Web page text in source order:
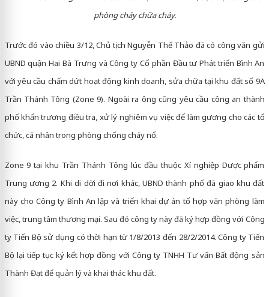
phòng cháy chữa cháy.
Trước đó vào chiều 3/12, Chủ tịch Nguyễn Thế Thảo đã có công văn gửi
UBND quận Hai Bà Trưng và Công ty Cổ phần Đầu tư Phát triển Bình An
với yêu cầu chấm dứt hoạt động kinh doanh, sửa chữa tại khu đất số 9A
Trần Thánh Tông (Zone 9). Ngoài ra ông cũng yêu cầu công an thành
phố khẩn trương điều tra, xử lý nghiêm vụ việc để làm gương cho các tổ
chức, cá nhân trong phòng chống cháy nổ.
Zone 9 tại khu Trần Thánh Tông lúc đầu thuộc Xí nghiệp Dược phẩm
Trung ương 2. Khi di dời đi nơi khác, UBND thành phố đã giao khu đất
này cho Công ty Bình An lập và triển khai dự án tổ hợp văn phòng làm
việc, trung tâm thương mại. Sau đó công ty này đã ký hợp đồng với Công
ty Tiến Bộ sử dụng có thời hạn từ 1/8/2013 đến 28/2/2014. Công ty Tiến
Bộ lại tiếp tục ký kết hợp đồng với Công ty TNHH Tư vấn Bất động sản
Thành Đạt để quản lý và khai thác khu đất.